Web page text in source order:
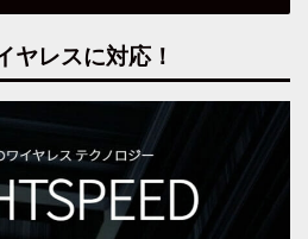
ヤレスに対応！